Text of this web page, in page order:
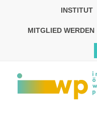
INSTITUT
MITGLIED WERDEN